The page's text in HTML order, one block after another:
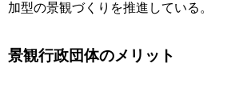
加型の景観づくりを推進している。
景観行政団体のメリット